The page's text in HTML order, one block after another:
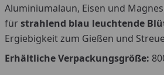
Aluminiumalaun, Eisen und
fürstrahlend blau leuchtende
Ergiebigkeit zum Gießen und
Erhältliche Verpackungsgröße: